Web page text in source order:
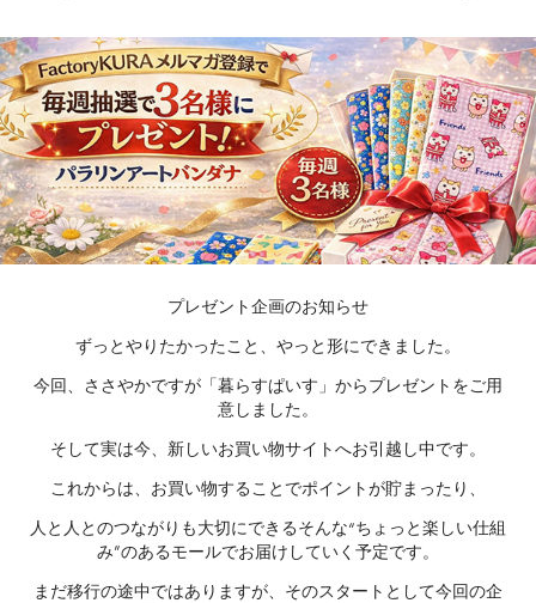
プレゼント企画のお知らせ
ずっとやりたかったこと、やっと形にできました。
今回、ささやかですが「暮らすぱいす」からプレゼントをご用
意しました。
そして実は今、新しいお買い物サイトへお引越し中です。
これからは、お買い物することでポイントが貯まったり、
人と人とのつながりも大切にできるそんな“ちょっと楽しい仕組
み”のあるモールでお届けしていく予定です。
まだ移行の途中ではありますが、そのスタートとして今回の企